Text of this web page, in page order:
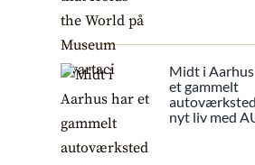
Midt i
et gammelt
nyt liv med